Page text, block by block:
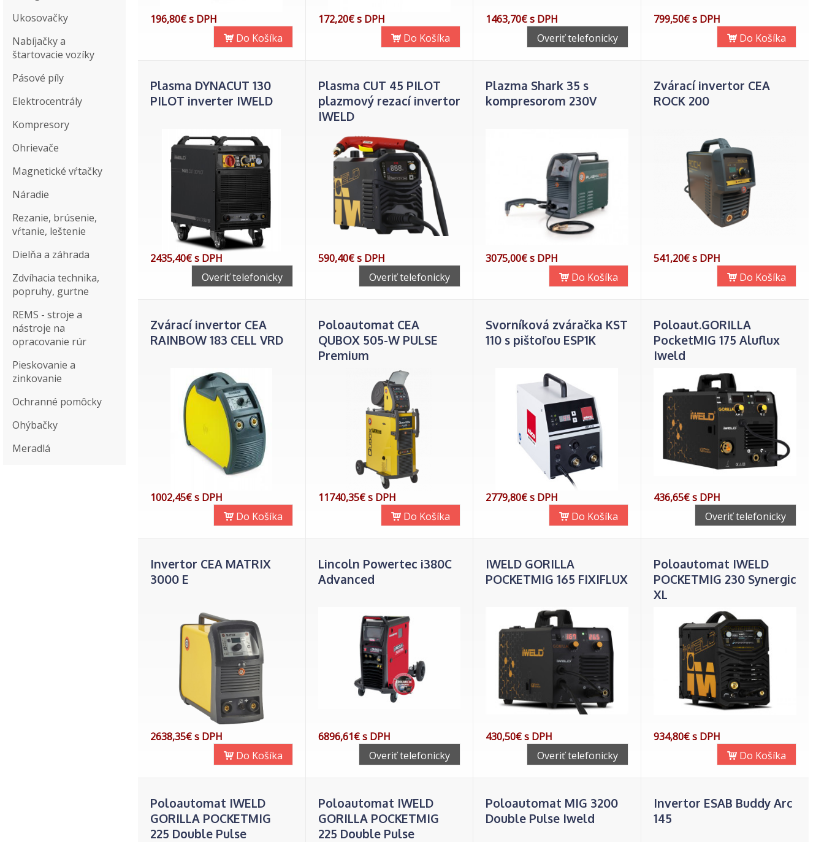
Ukosovačky
Nabíjačky a
štartovacie vozíky
Pásové píly
Elektrocentrály
Kompresory
Ohrievače
Magnetické vŕtačky
Náradie
Rezanie, brúsenie,
vŕtanie, leštenie
Dielňa a záhrada
Zdvíhacia technika,
popruhy, gurtne
REMS - stroje a
nástroje na
opracovanie rúr
Pieskovanie a
zinkovanie
Ochranné pomôcky
Ohýbačky
Meradlá
196,80€ s DPH
Do Košíka
172,20€ s DPH
Do Košíka
1463,70€ s DPH
Overiť telefonicky
799,50€ s DPH
Do Košíka
Plasma DYNACUT 130
PILOT inverter IWELD
2435,40€ s DPH
Overiť telefonicky
Plasma CUT 45 PILOT
plazmový rezací invertor
IWELD
590,40€ s DPH
Overiť telefonicky
Plazma Shark 35 s
kompresorom 230V
3075,00€ s DPH
Do Košíka
Zvárací invertor CEA
ROCK 200
541,20€ s DPH
Do Košíka
Zvárací invertor CEA
RAINBOW 183 CELL VRD
1002,45€ s DPH
Do Košíka
Poloautomat CEA
QUBOX 505-W PULSE
Premium
11740,35€ s DPH
Do Košíka
Svorníková zváračka KST
110 s pištoľou ESP1K
2779,80€ s DPH
Do Košíka
Poloaut.GORILLA
PocketMIG 175 Aluflux
Iweld
436,65€ s DPH
Overiť telefonicky
Invertor CEA MATRIX
3000 E
2638,35€ s DPH
Do Košíka
Lincoln Powertec i380C
Advanced
6896,61€ s DPH
Overiť telefonicky
IWELD GORILLA
POCKETMIG 165 FIXIFLUX
430,50€ s DPH
Overiť telefonicky
Poloautomat IWELD
POCKETMIG 230 Synergic
XL
934,80€ s DPH
Do Košíka
Poloautomat IWELD
GORILLA POCKETMIG
225 Double Pulse
Poloautomat IWELD
GORILLA POCKETMIG
225 Double Pulse
Poloautomat MIG 3200
Double Pulse Iweld
Invertor ESAB Buddy Arc
145